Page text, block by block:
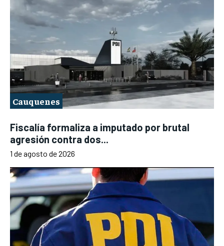
Cauquenes
Fiscalía formaliza a imputado por brutal
agresión contra dos...
1 de agosto de 2026